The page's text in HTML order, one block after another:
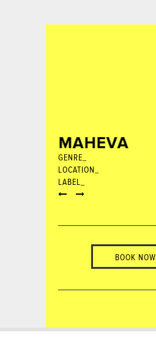
MAHEVA
GENRE_
LOCATION_
LABEL_
BOOK NOW